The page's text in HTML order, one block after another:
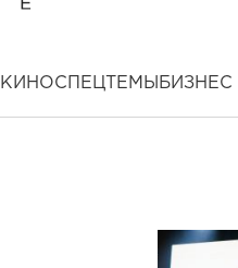
КИНОСПЕЦТЕМЫ БИЗНЕС